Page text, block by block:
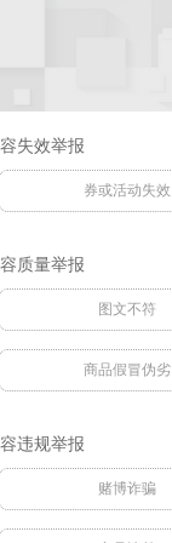
失效举报
券或活动失效
质量举报
图文不符
商品假冒伪劣
违规举报
赌博诈骗